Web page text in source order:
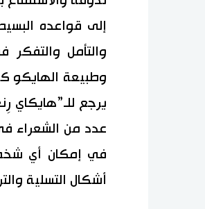
إلى قواعده
والتأمل والتفكر
وطبيعة الهايكو
يرجع للـ”هايكاي
عدد من الشعراء
في إمكان أي
أشكال التسلية